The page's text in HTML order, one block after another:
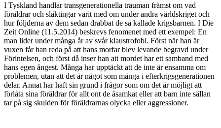
I Tyskland handlar transgenerationella trauman främst om vad
föräldrar och släktingar varit med om under andra världskriget och
hur följderna av dem sedan drabbat de så kallade krigsbarnen. I Die
Zeit Online (11.5.2014) beskrevs fenomenet med ett exempel: En
man lider under många år av svår klaustrofobi. Först när han är
vuxen får han reda på att hans morfar blev levande begravd under
Förintelsen, och först då inser han att mordet har ett samband med
hans egen ångest. Många har upptäckt att de inte är ensamma om
problemen, utan att det är något som många i efterkrigsgenerationen
delar. Annat har haft sin grund i frågor som om det är möjligt att
förlåta sina föräldrar för allt ont de åsamkat eller att barn inte sällan
tar på sig skulden för föräldrarnas olycka eller aggressioner.